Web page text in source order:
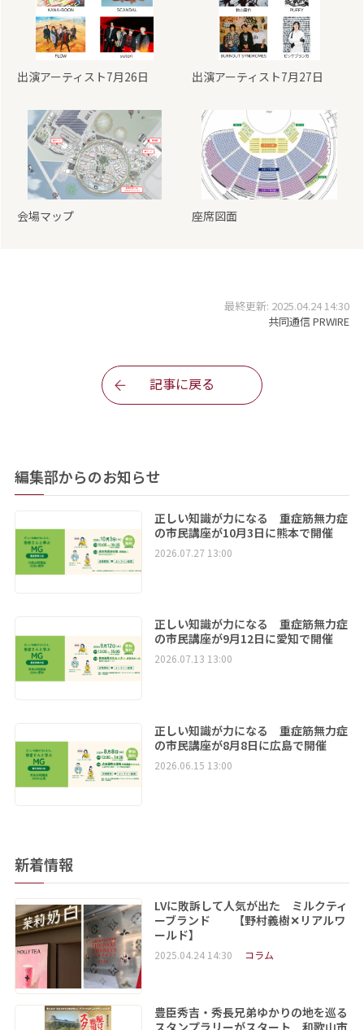
出演アーティスト7月26日 出演アーティスト7月27日
会場マップ 座席図面
最終更新: 2025.04.24 14:30
共同通信 PRWIRE
記事に戻る
編集部からのお知らせ
正しい知識が力になる 重症筋無力症
の市民講座が10月3日に熊本で開催
2026.07.27 13:00
正しい知識が力になる 重症筋無力症
の市民講座が9月12日に愛知で開催
2026.07.13 13:00
正しい知識が力になる 重症筋無力症
の市民講座が8月8日に広島で開催
2026.06.15 13:00
新着情報
LVに敗訴して人気が出た ミルクティ
ーブランド 【野村義樹✕リアルワ
ールド】
2025.04.24 14:30 コラム
豊臣秀吉・秀長兄弟ゆかりの地を巡る
スタンプラリーがスタート 和歌山市